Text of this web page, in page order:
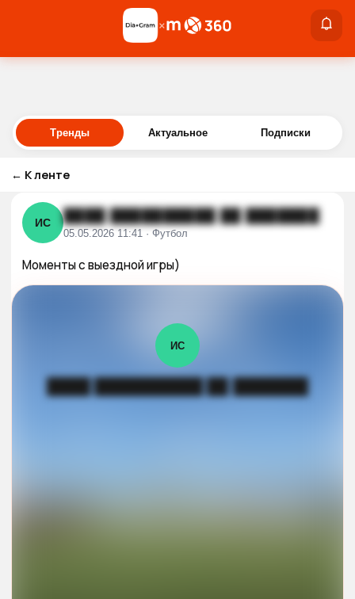
Войти
×
Тренды Актуальное Подписки
← К ленте
ИС ████ ██████████ ██ ███████
05.05.2026 11:41 · Футбол
Моменты с выездной игры)
ИС
████ ██████████ ██ ███████